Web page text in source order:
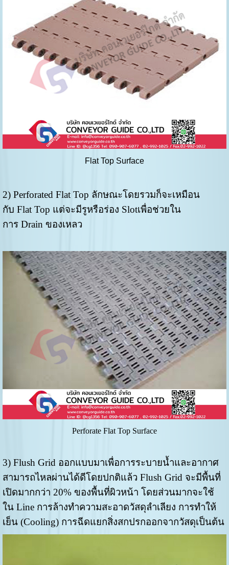
Flat Top Surface
2) Perforated Flat Top ลักษณะโดยรวมก็จะเหมือน
กับ Flat Top แต่จะมีรูหรือร่อง Slotเพื่อช่วยใน
การ Drain ของเหลว
Perforate Flat Top Surface
3) Flush Grid ออกแบบมาเพื่อการระบายน้ำและอากาศ
สามารถไหลผ่านได้ดีโดยปกติแล้ว Flush Grid จะมีพื้นที่
เปิดมากกว่า 20% ของพื้นที่ผิวหน้า โดยส่วนมากจะใช้
ใน Line การล้างทำความสะอาดวัสดุลำเลียง การทำให้
เย็น (Cooling) การฉีดแยกสิ่งสกปรกออกจากวัสดุเป็นต้น